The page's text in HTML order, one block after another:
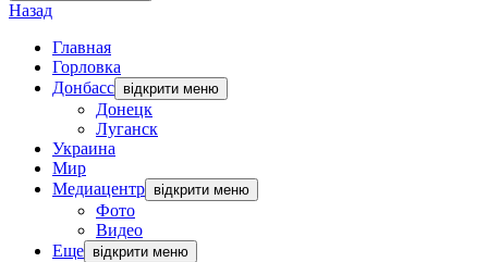
Назад
Главная
Горловка
Донбасс відкрити меню
Донецк
Луганск
Украина
Мир
Медиацентр відкрити меню
Фото
Видео
Еще відкрити меню